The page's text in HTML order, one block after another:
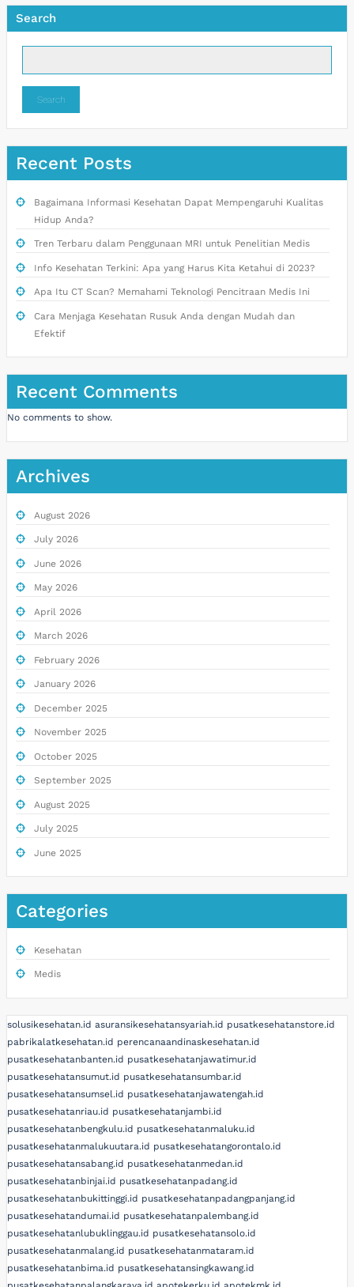
Search
Search
Recent Posts
Bagaimana Informasi Kesehatan Dapat Mempengaruhi Kualitas
Hidup Anda?
Tren Terbaru dalam Penggunaan MRI untuk Penelitian Medis
Info Kesehatan Terkini: Apa yang Harus Kita Ketahui di 2023?
Apa Itu CT Scan? Memahami Teknologi Pencitraan Medis Ini
Cara Menjaga Kesehatan Rusuk Anda dengan Mudah dan
Efektif
Recent Comments
No comments to show.
Archives
August 2026
July 2026
June 2026
May 2026
April 2026
March 2026
February 2026
January 2026
December 2025
November 2025
October 2025
September 2025
August 2025
July 2025
June 2025
Categories
Kesehatan
Medis
solusikesehatan.id asuransikesehatansyariah.id pusatkesehatanstore.id
pabrikalatkesehatan.id perencanaandinaskesehatan.id
pusatkesehatanbanten.id pusatkesehatanjawatimur.id
pusatkesehatansumut.id pusatkesehatansumbar.id
pusatkesehatansumsel.id pusatkesehatanjawatengah.id
pusatkesehatanriau.id pusatkesehatanjambi.id
pusatkesehatanbengkulu.id pusatkesehatanmaluku.id
pusatkesehatanmalukuutara.id pusatkesehatangorontalo.id
pusatkesehatansabang.id pusatkesehatanmedan.id
pusatkesehatanbinjai.id pusatkesehatanpadang.id
pusatkesehatanbukittinggi.id pusatkesehatanpadangpanjang.id
pusatkesehatandumai.id pusatkesehatanpalembang.id
pusatkesehatanlubuklinggau.id pusatkesehatansolo.id
pusatkesehatanmalang.id pusatkesehatanmataram.id
pusatkesehatanbima.id pusatkesehatansingkawang.id